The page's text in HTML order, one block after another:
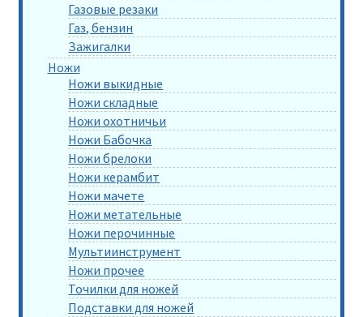
Газовые резаки
Газ, бензин
Зажигалки
Ножи
Ножи выкидные
Ножи складные
Ножи охотничьи
Ножи Бабочка
Ножи брелоки
Ножи керамбит
Ножи мачете
Ножи метательные
Ножи перочинные
Мультиинструмент
Ножи прочее
Точилки для ножей
Подставки для ножей